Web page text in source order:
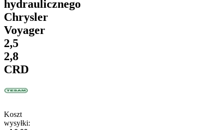
hydraulicznego
Chrysler
Voyager
2,5
2,8
CRD
Koszt
wysyłki: